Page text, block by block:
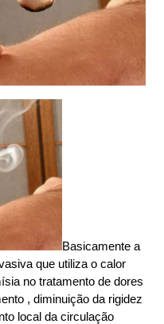
Basicamente a
que utiliza o calor
no tratamento de dores
, diminuição da rigidez
local da circulação